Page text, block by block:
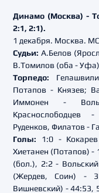
Динамо (Москва) -
2:1, 2:1).
1 декабря. Москва.
Судьи: А.Белов
В.Томилов (оба -
Торпедо:
Потапов - Князев;
Иммонен -
Краснослободцев
Руденков, Филатов -
Голы: 1:0 -
Хиетанен (Потапов) -
(бол.), 2:2 -
(Жердев, Соин) -
Вишневский) - 44:53,